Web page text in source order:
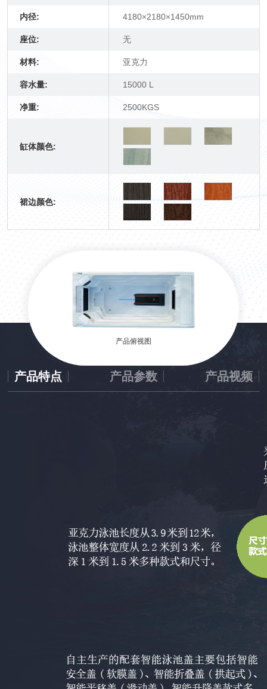
内径: 4180×2180×1450mm
座位: 无
材料: 亚克力
容水量: 15000 L
净重: 2500KGS
缸体颜色:
裙边颜色:
产品俯视图
产品特点 产品参数 产品视频